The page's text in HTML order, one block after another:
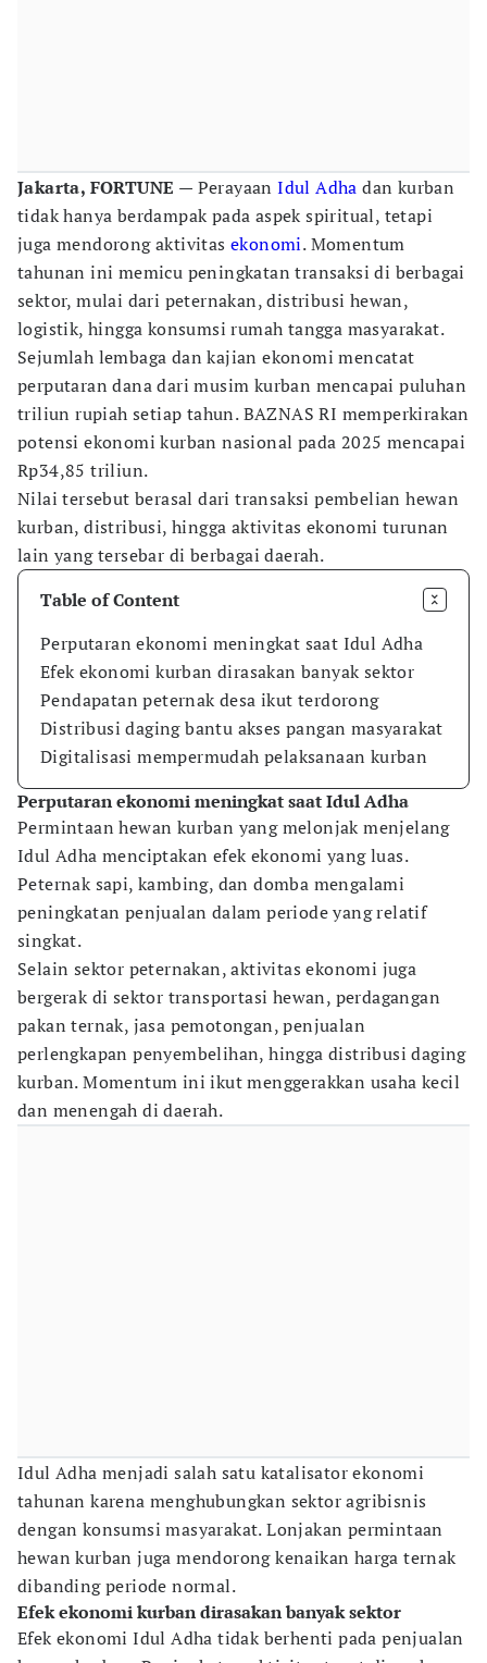
Jakarta, FORTUNE — PerayaanIdul Adha dan kurban
tidak hanya berdampak pada aspek spiritual, tetapi
juga mendorong aktivitas ekonomi. Momentum
tahunan ini memicu peningkatan transaksi di berbagai
sektor, mulai dari peternakan, distribusi hewan,
logistik, hingga konsumsi rumah tangga masyarakat.
Sejumlah lembaga dan kajian ekonomi mencatat
perputaran dana dari musim kurban mencapai puluhan
triliun rupiah setiap tahun. BAZNAS RI memperkirakan
potensi ekonomi kurban nasional pada 2025 mencapai
Rp34,85 triliun.
Nilai tersebut berasal dari transaksi pembelian hewan
kurban, distribusi, hingga aktivitas ekonomi turunan
lain yang tersebar di berbagai daerah.
Table of Content
Perputaran ekonomi meningkat saat Idul Adha
Efek ekonomi kurban dirasakan banyak sektor
Pendapatan peternak desa ikut terdorong
Distribusi daging bantu akses pangan masyarakat
Digitalisasi mempermudah pelaksanaan kurban
Perputaran ekonomi meningkat saat Idul Adha
Permintaan hewan kurban yang melonjak menjelang
Idul Adha menciptakan efek ekonomi yang luas.
Peternak sapi, kambing, dan domba mengalami
peningkatan penjualan dalam periode yang relatif
singkat.
Selain sektor peternakan, aktivitas ekonomi juga
bergerak di sektor transportasi hewan, perdagangan
pakan ternak, jasa pemotongan, penjualan
perlengkapan penyembelihan, hingga distribusi daging
kurban. Momentum ini ikut menggerakkan usaha kecil
dan menengah di daerah.
Idul Adha menjadi salah satu katalisator ekonomi
tahunan karena menghubungkan sektor agribisnis
dengan konsumsi masyarakat. Lonjakan permintaan
hewan kurban juga mendorong kenaikan harga ternak
dibanding periode normal.
Efek ekonomi kurban dirasakan banyak sektor
Efek ekonomi Idul Adha tidak berhenti pada penjualan